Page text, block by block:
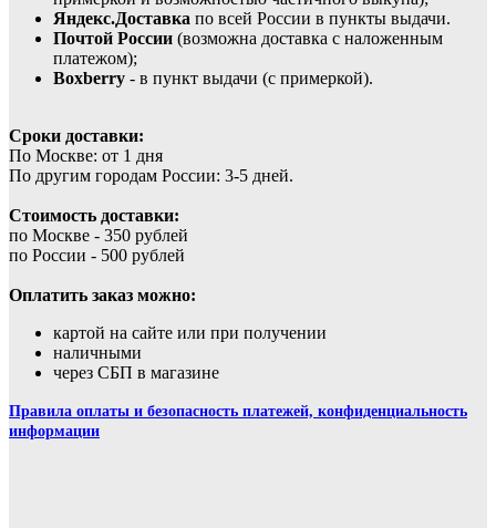
Яндекс.Доставка по всей России в пункты выдачи.
Почтой России (возможна доставка с наложенным
платежом);
Boxberry - в пункт выдачи (с примеркой).
Сроки доставки:
По Москве: от 1 дня
По другим городам России: 3-5 дней.
Стоимость доставки:
по Москве - 350 рублей
по России - 500 рублей
Оплатить заказ можно:
картой на сайте или при получении
наличными
через СБП в магазине
Правила оплаты и безопасность платежей, конфиденциальность
информации